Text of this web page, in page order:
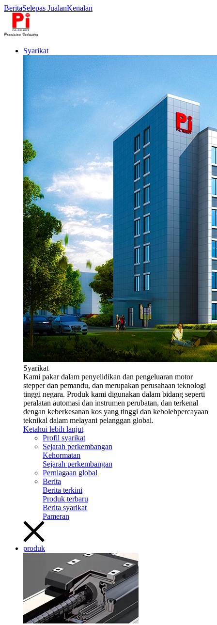
BeritaSelepas JualanKenalan
Syarikat
Syarikat
Kami pakar dalam penyelidikan dan pengeluaran motor
stepper dan pemandu, dan merupakan perusahaan teknologi
tinggi negara. Produk kami digunakan dalam bidang seperti
peralatan automasi dan instrumen perubatan, dan terkenal
dengan keberkesanan kos yang tinggi dan kebolehpercayaan
teknikal dalam melayani pelanggan global.
Ketahui lebih lanjut
Profil syarikat
Sejarah perkembangan
Kehormatan
Sejarah perkembangan
Perniagaan global
Berita
Berita terkini
Produk terbaru
Berita syarikat
Pameran
produk